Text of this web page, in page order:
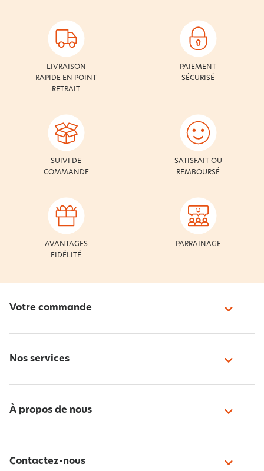
LIVRAISON
RAPIDE EN POINT
RETRAIT
PAIEMENT
SÉCURISÉ
SUIVI DE
COMMANDE
SATISFAIT OU
REMBOURSÉ
AVANTAGES
FIDÉLITÉ
PARRAINAGE
Votre commande
Nos services
À propos de nous
Contactez-nous